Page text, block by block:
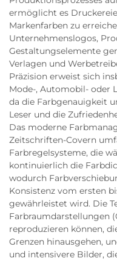
ermöglicht es
Markenfarben zu
Unternehmenslogos,
Gestaltungselemente
Verlagen und
Präzision erweist sich
Mode-, Automobil- oder
da die Farbgenauigkeit
Leser und die
Das moderne
Zeitschriften-Covern
Farbregelsysteme, die
kontinuierlich die
wodurch
Konsistenz vom ersten
gewährleistet wird. Die
Farbraumdarstellungen
reproduzieren können,
Grenzen hinausgehen,
und intensivere Bilder,